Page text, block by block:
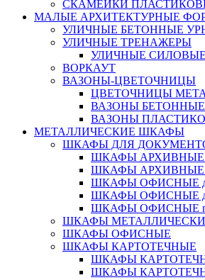
СКАМЕЙКИ
МАЛЫЕ АРХИТЕКТУРНЫЕ
УЛИЧНЫЕ БЕТОННЫЕ
УЛИЧНЫЕ ТРЕНАЖЕРЫ
УЛИЧНЫЕ
ВОРКАУТ
ВАЗОНЫ-ЦВЕТОЧНИЦЫ
ЦВЕТОЧНИЦЫ
ВАЗОНЫ БЕТОННЫЕ
ВАЗОНЫ
МЕТАЛЛИЧЕСКИЕ ШКАФЫ
ШКАФЫ ДЛЯ
ШКАФЫ АРХИВНЫЕ
ШКАФЫ АРХИВНЫЕ
ШКАФЫ ОФИСНЫЕ
ШКАФЫ ОФИСНЫЕ
ШКАФЫ ОФИСНЫЕ
ШКАФЫ
ШКАФЫ ОФИСНЫЕ
ШКАФЫ КАРТОТЕЧНЫЕ
ШКАФЫ
ШКАФЫ